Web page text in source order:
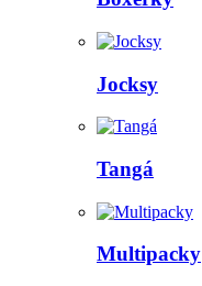
Jocksy
Tangá
Multipacky